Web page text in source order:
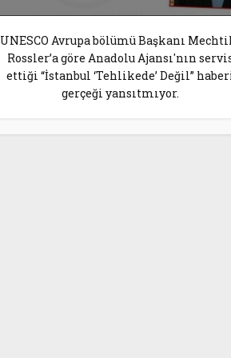
UNESCO Avrupa bölümü Başkanı
Rossler’a göre Anadolu Ajansı'nın
ettiği “İstanbul ‘Tehlikede’ Değil”
gerçeği yansıtmıyor.